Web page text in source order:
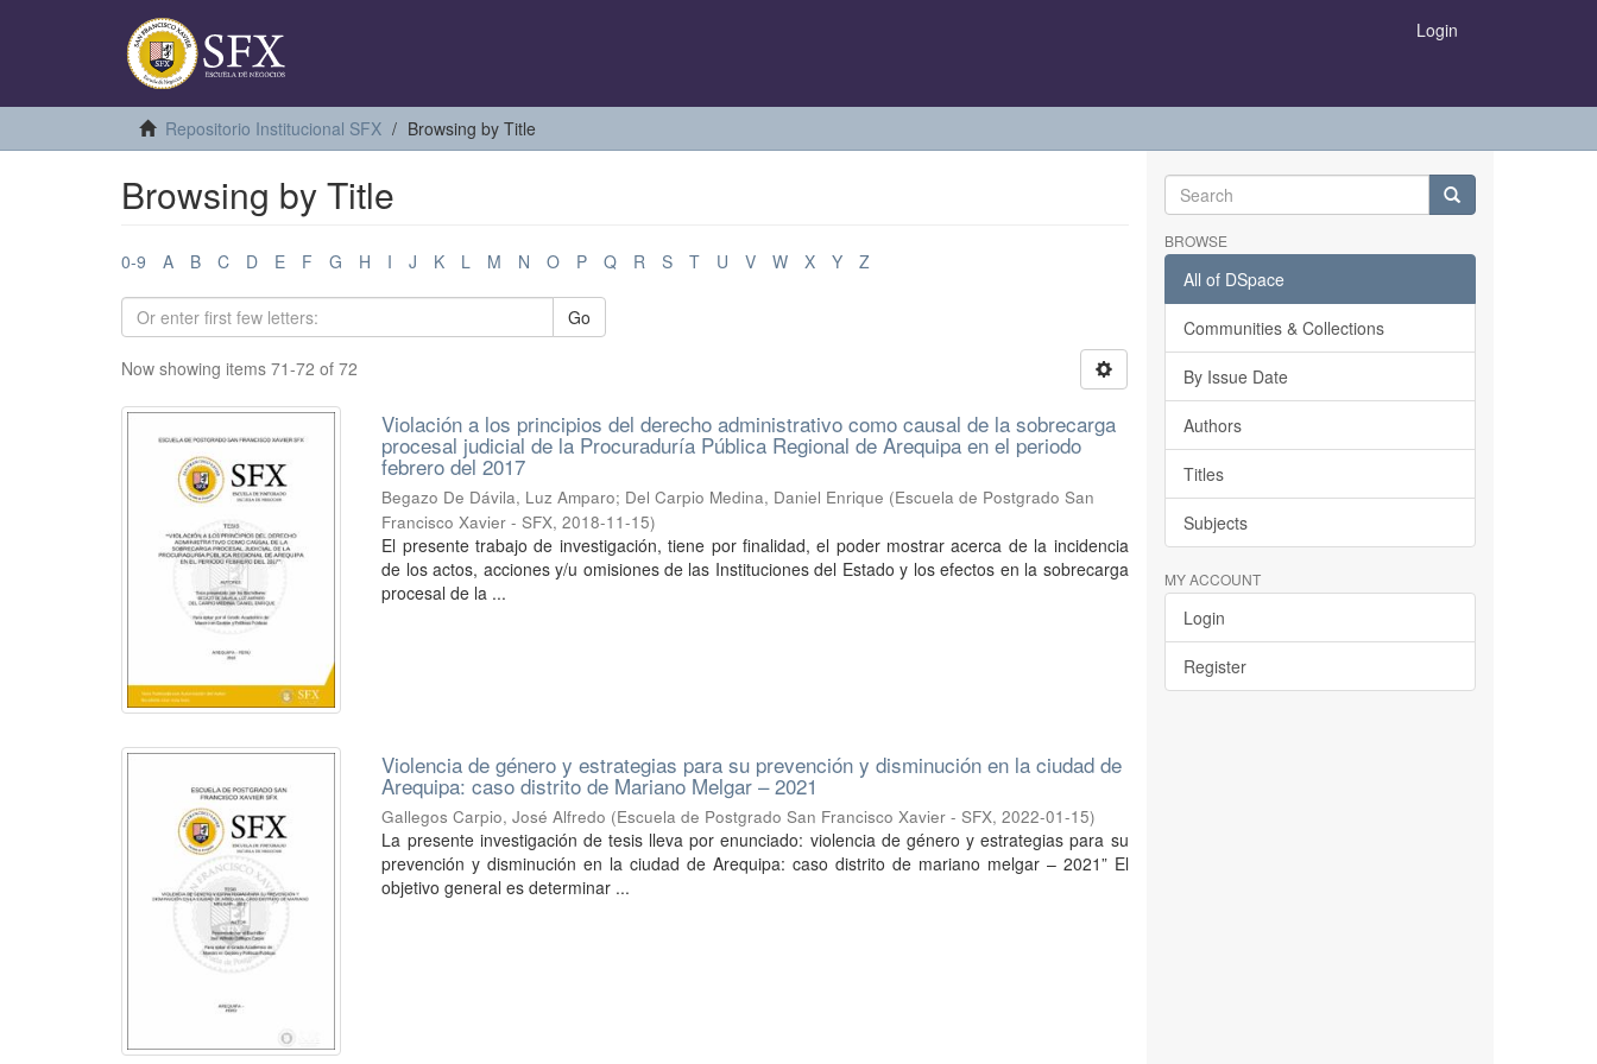
Login
Repositorio Institucional SFX Browsing by Title
Browsing by Title
0-9 A B C D E F G H I J K L M N O P Q R S T U V W X Y Z
Go
Now showing items 71-72 of 72
Violación a los principios del derecho administrativo como causal de la sobrecarga
procesal judicial de la Procuraduría Pública Regional de Arequipa en el periodo
febrero del 2017
Begazo De Dávila, Luz Amparo; Del Carpio Medina, Daniel Enrique (Escuela de Postgrado San
Francisco Xavier - SFX,2018-11-15)
El presente trabajo de investigación, tiene por finalidad, el poder mostrar acerca de la incidencia
de los actos, acciones y/u omisiones de las Instituciones del Estado y los efectos en la sobrecarga
procesal de la ...
Violencia de género y estrategias para su prevención y disminución en la ciudad de
Arequipa: caso distrito de Mariano Melgar – 2021
Gallegos Carpio, José Alfredo (Escuela de Postgrado San Francisco Xavier - SFX,2022-01-15)
La presente investigación de tesis lleva por enunciado: violencia de género y estrategias para su
prevención y disminución en la ciudad de Arequipa: caso distrito de mariano melgar – 2021” El
objetivo general es determinar ...
BROWSE
All of DSpace
Communities & Collections
By Issue Date
Authors
Titles
Subjects
MY ACCOUNT
Login
Register